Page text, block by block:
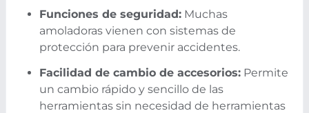
Funciones de seguridad: Muchas
amoladoras vienen con sistemas de
protección para prevenir accidentes.
Facilidad de cambio de accesorios: Permite
un cambio rápido y sencillo de las
herramientas sin necesidad de herramientas